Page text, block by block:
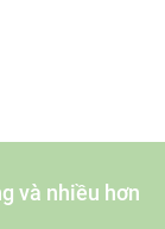
và nhiều hơn